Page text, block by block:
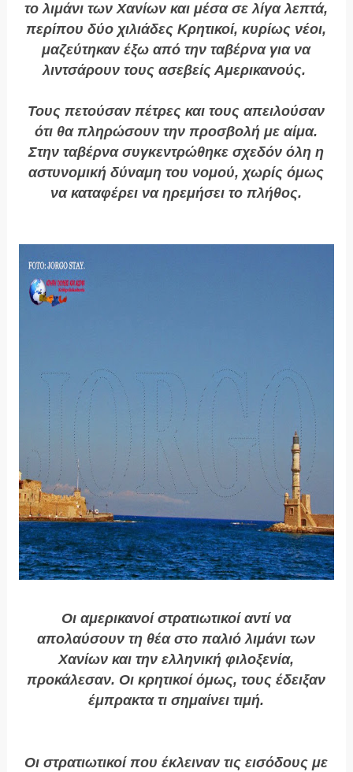
το λιμάνι των Χανίων και μέσα σε λίγα λεπτά,
περίπου δύο χιλιάδες Κρητικοί, κυρίως νέοι,
μαζεύτηκαν έξω από την ταβέρνα για να
λιντσάρουν τους ασεβείς Αμερικανούς.
Τους πετούσαν πέτρες και τους απειλούσαν
ότι θα πληρώσουν την προσβολή με αίμα.
Στην ταβέρνα συγκεντρώθηκε σχεδόν όλη η
αστυνομική δύναμη του νομού, χωρίς όμως
να καταφέρει να ηρεμήσει το πλήθος.
Οι αμερικανοί στρατιωτικοί αντί να
απολαύσουν τη θέα στο παλιό λιμάνι των
Χανίων και την ελληνική φιλοξενία,
προκάλεσαν. Οι κρητικοί όμως, τους έδειξαν
έμπρακτα τι σημαίνει τιμή.
Οι στρατιωτικοί που έκλειναν τις εισόδους με